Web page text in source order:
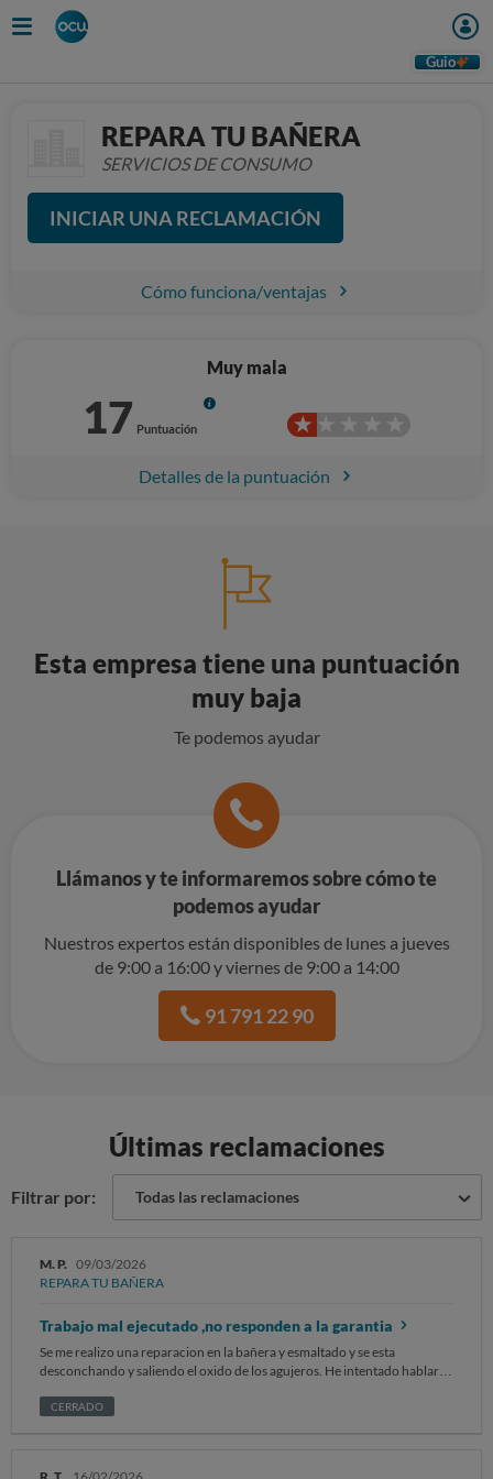
Guio
REPARA TU BAÑERA
SERVICIOS DE CONSUMO
INICIAR UNA RECLAMACIÓN
Cómo funciona/ventajas
Muy mala
17 Puntuación
Info
Detalles de la puntuación
Esta empresa tiene una puntuación
muy baja
Te podemos ayudar
Llámanos y te informaremos sobre cómo te
podemos ayudar
Nuestros expertos están disponibles de lunes a jueves
de 9:00 a 16:00 y viernes de 9:00 a 14:00
91 791 22 90
Últimas reclamaciones
Filtrar por: Todas las reclamaciones
M. P. 09/03/2026
REPARA TU BAÑERA
Trabajo mal ejecutado ,no responden a la garantia
Se me realizo una reparacion en la bañera y esmaltado y se esta
desconchando y saliendo el oxido de los agujeros. He intentado hablar
Tengo factura pero ya dudo que esta factura sea real o inventada.
CERRADO